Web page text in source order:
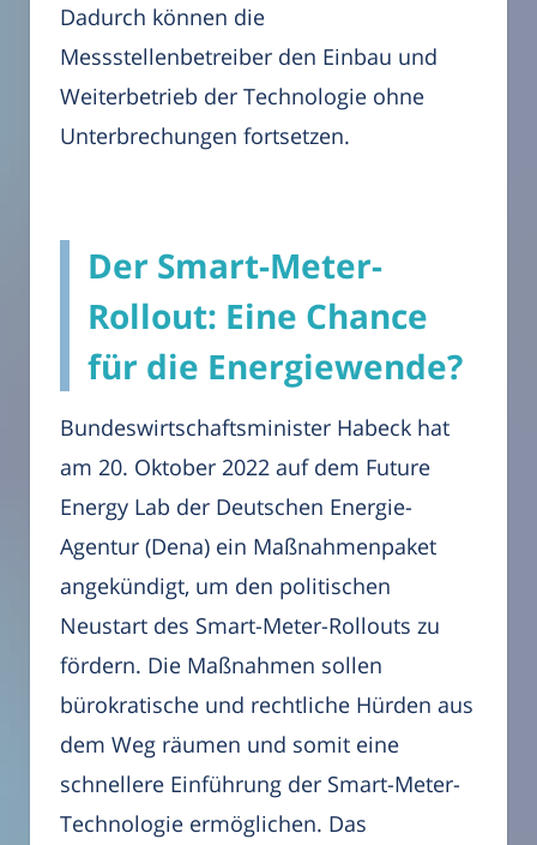
Dadurch können die
Messstellenbetreiber den Einbau und
Weiterbetrieb der Technologie ohne
Unterbrechungen fortsetzen.
Der Smart-Meter-
Rollout: Eine Chance
für die Energiewende?
Bundeswirtschaftsminister Habeck hat
am 20. Oktober 2022 auf dem Future
Energy Lab der Deutschen Energie-
Agentur (Dena) ein Maßnahmenpaket
angekündigt, um den politischen
Neustart des Smart-Meter-Rollouts zu
fördern. Die Maßnahmen sollen
bürokratische und rechtliche Hürden aus
dem Weg räumen und somit eine
schnellere Einführung der Smart-Meter-
Technologie ermöglichen. Das